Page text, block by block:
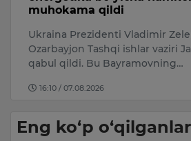
Namangan shahri sobiq hokimi
va yana besh nafar shaxsga …
Eng ko‘p o‘qilganlar